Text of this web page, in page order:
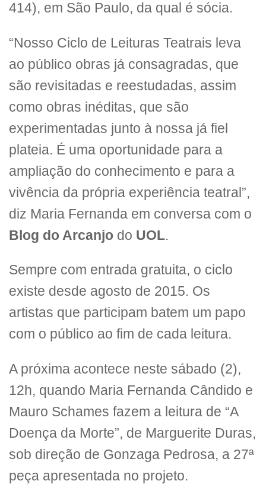
414), em São Paulo, da qual é sócia.
“Nosso Ciclo de Leituras Teatrais leva
ao público obras já consagradas, que
são revisitadas e reestudadas, assim
como obras inéditas, que são
experimentadas junto à nossa já fiel
plateia. É uma oportunidade para a
ampliação do conhecimento e para a
vivência da própria experiência teatral”,
diz Maria Fernanda em conversa com o
Blog do Arcanjo do UOL.
Sempre com entrada gratuita, o ciclo
existe desde agosto de 2015. Os
artistas que participam batem um papo
com o público ao fim de cada leitura.
A próxima acontece neste sábado (2),
12h, quando Maria Fernanda Cândido e
Mauro Schames fazem a leitura de “A
Doença da Morte”, de Marguerite Duras,
sob direção de Gonzaga Pedrosa, a 27ª
peça apresentada no projeto.